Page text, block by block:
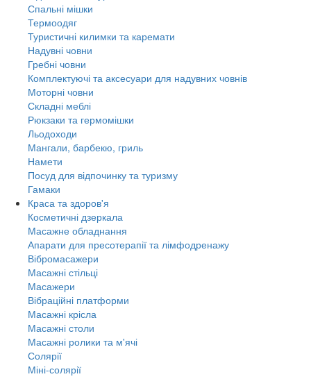
Спальні мішки
Термоодяг
Туристичні килимки та каремати
Надувні човни
Гребні човни
Комплектуючі та аксесуари для надувних човнів
Моторні човни
Складні меблі
Рюкзаки та гермомішки
Льодоходи
Мангали, барбекю, гриль
Намети
Посуд для відпочинку та туризму
Гамаки
Краса та здоров'я
Косметичні дзеркала
Масажне обладнання
Апарати для пресотерапії та лімфодренажу
Вібромасажери
Масажні стільці
Масажери
Вібраційні платформи
Масажні крісла
Масажні столи
Масажні ролики та м'ячі
Солярії
Міні-солярії